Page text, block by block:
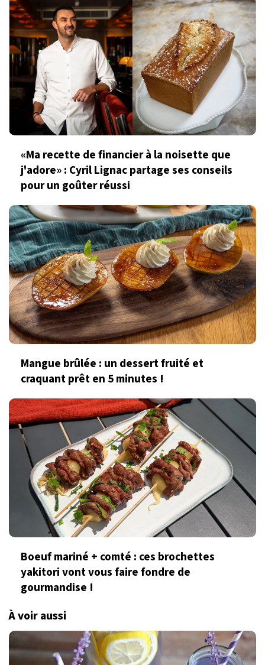
«Ma recette de financier à la noisette que
j'adore» : Cyril Lignac partage ses conseils
pour un goûter réussi
Mangue brûlée : un dessert fruité et
craquant prêt en 5 minutes !
Boeuf mariné + comté : ces brochettes
yakitori vont vous faire fondre de
gourmandise !
À voir aussi